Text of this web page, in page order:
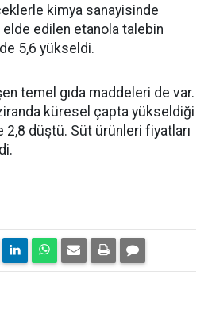
kimya sanayisinde
elde edilen etanola talebin
5,6 yükseldi.
temel gıda maddeleri de var.
küresel çapta yükseldiği
düştü. Süt ürünleri fiyatları